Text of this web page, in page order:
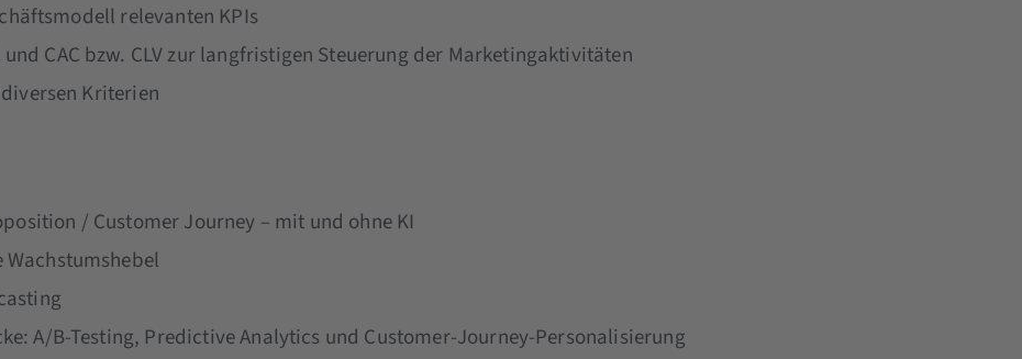
relevanten KPIs
CAC bzw. CLV zur langfristigen Steuerung der Marketingaktivitäten
Kriterien
/ Customer Journey – mit und ohne KI
Wachstumshebel
A/B-Testing, Predictive Analytics und Customer-Journey-Personalisierung